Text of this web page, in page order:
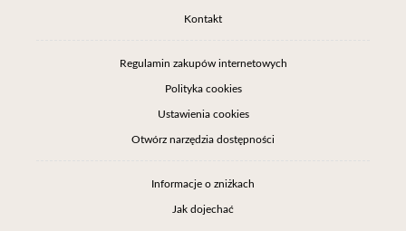
Kontakt
Regulamin zakupów internetowych
Polityka cookies
Ustawienia cookies
Otwórz narzędzia dostępności
Informacje o zniżkach
Jak dojechać